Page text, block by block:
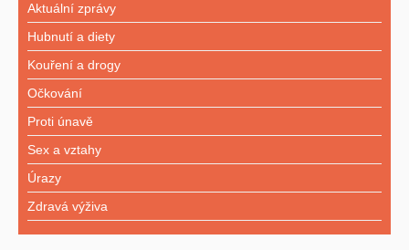
Aktuální zprávy
Hubnutí a diety
Kouření a drogy
Očkování
Proti únavě
Sex a vztahy
Úrazy
Zdravá výživa